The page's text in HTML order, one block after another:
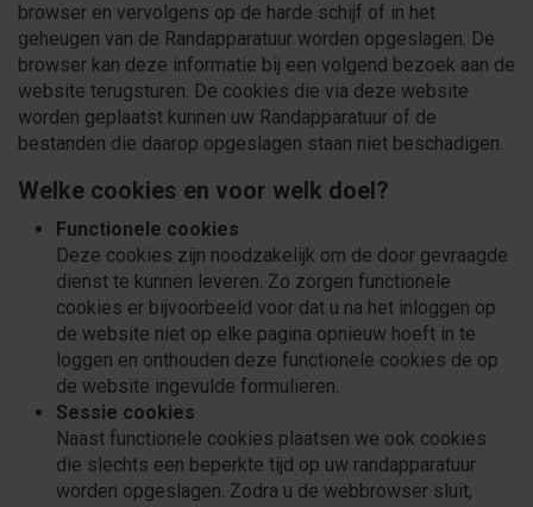
browser en vervolgens op de harde schijf of in het
geheugen van de Randapparatuur worden opgeslagen. De
browser kan deze informatie bij een volgend bezoek aan de
website terugsturen. De cookies die via deze website
worden geplaatst kunnen uw Randapparatuur of de
bestanden die daarop opgeslagen staan niet beschadigen.
Welke cookies en voor welk doel?
Functionele cookies
Deze cookies zijn noodzakelijk om de door gevraagde
dienst te kunnen leveren. Zo zorgen functionele
cookies er bijvoorbeeld voor dat u na het inloggen op
de website niet op elke pagina opnieuw hoeft in te
loggen en onthouden deze functionele cookies de op
de website ingevulde formulieren.
Sessie cookies
Naast functionele cookies plaatsen we ook cookies
die slechts een beperkte tijd op uw randapparatuur
worden opgeslagen. Zodra u de webbrowser sluit,